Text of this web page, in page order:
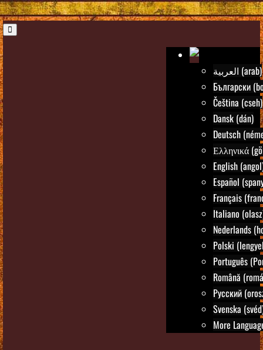
العربية (arab)
Български
Čeština (cseh)
Dansk (dán)
Deutsch
Ελληνικά
English
Español
Français
Italiano
Nederlands
Polski
Português
Română
Русский
Svenska
More